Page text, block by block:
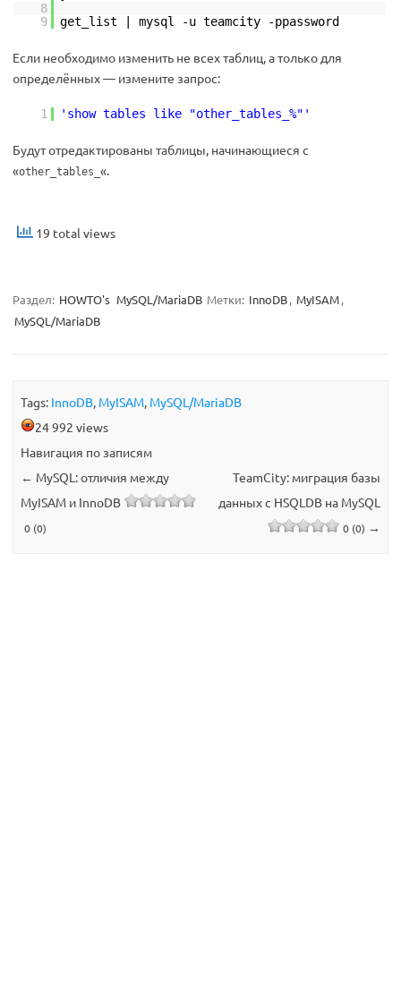
8
9
get_list | mysql -u teamcity -ppassword
Если необходимо изменить не всех таблиц, а только для
определённых — измените запрос:
1 'show tables like "other_tables_%"'
Будут отредактированы таблицы, начинающиеся с
«other_tables_ «.
19 total views
Раздел: HOWTO's MySQL/MariaDB Метки: InnoDB, MyISAM,
MySQL/MariaDB
Tags: InnoDB, MyISAM, MySQL/MariaDB
24 992 views
Навигация по записям
← MySQL: отличия между
MyISAM и InnoDB
0 (0)
TeamCity: миграция базы
данных с HSQLDB на MySQL
0 (0) →